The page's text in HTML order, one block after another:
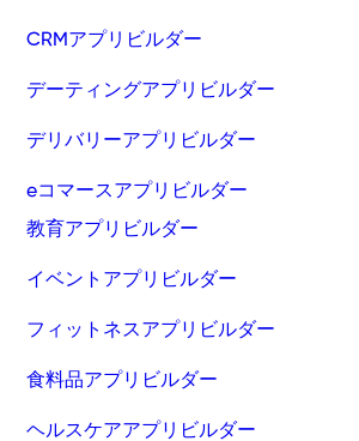
CRMアプリビルダー
デーティングアプリビルダー
デリバリーアプリビルダー
eコマースアプリビルダー
教育アプリビルダー
イベントアプリビルダー
フィットネスアプリビルダー
食料品アプリビルダー
ヘルスケアアプリビルダー